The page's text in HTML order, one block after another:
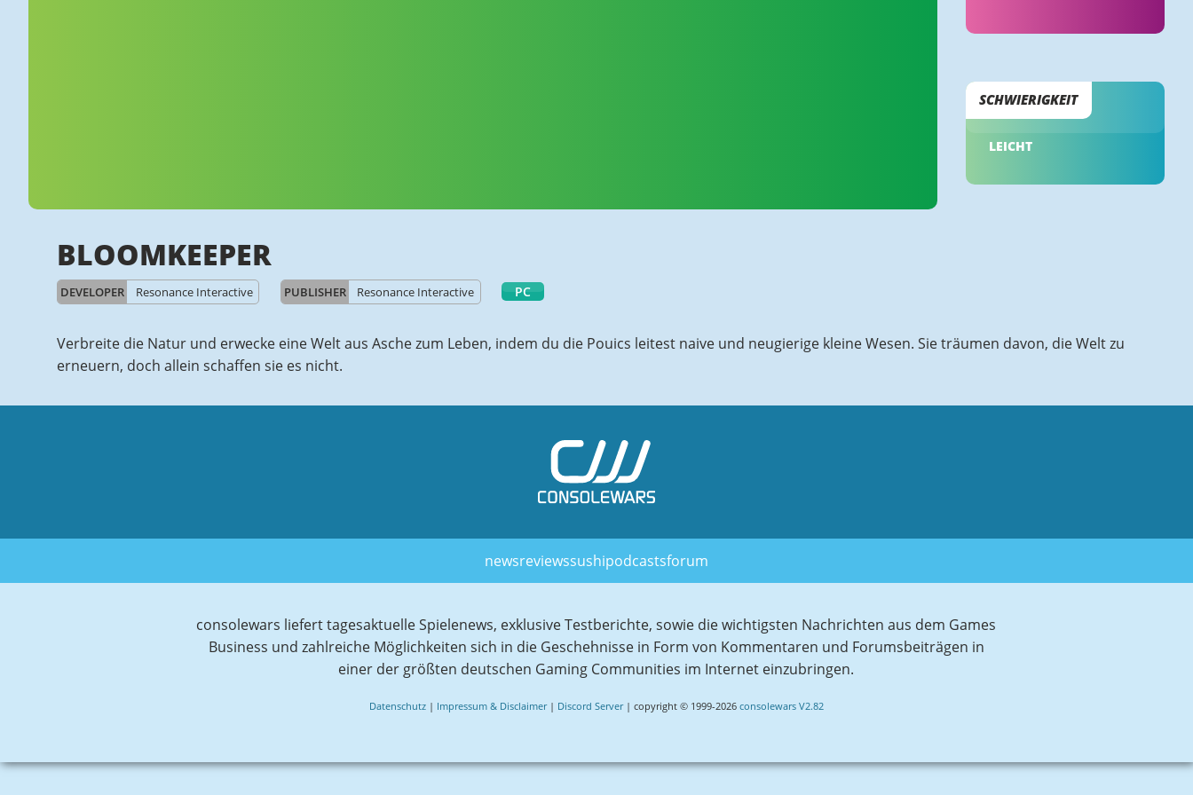
SCHWIERIGKEIT
LEICHT
BLOOMKEEPER
DEVELOPER Resonance Interactive PUBLISHER Resonance Interactive PC
Verbreite die Natur und erwecke eine Welt aus Asche zum Leben, indem du die Pouics leitest naive und neugierige kleine Wesen. Sie träumen davon, die Welt zu
erneuern, doch allein schaffen sie es nicht.
newsreviewssushipodcastsforum
consolewars liefert tagesaktuelle Spielenews, exklusive Testberichte, sowie die wichtigsten Nachrichten aus dem Games
Business und zahlreiche Möglichkeiten sich in die Geschehnisse in Form von Kommentaren und Forumsbeiträgen in
einer der größten deutschen Gaming Communities im Internet einzubringen.
Datenschutz| Impressum & Disclaimer| Discord Server| copyright © 1999-2026 consolewars V2.82